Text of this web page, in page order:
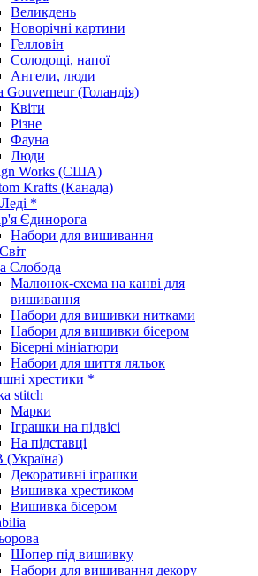
Великдень
Новорічні картини
Гелловін
Солодощі, напої
Ангели, люди
Gouverneur (Голандія)
Квіти
Різне
Фауна
Люди
Works (США)
Krafts (Канада)
*
Єдинорога
Набори для вишивання
Слобода
Малюнок-схема на канві для
вишивання
Набори для вишивки нитками
Набори для вишивки бісером
Бісерні мініатюри
Набори для шиття ляльок
хрестики *
stitch
Марки
Іграшки на підвісі
На підставці
Декоративні іграшки
Вишивка хрестиком
Вишивка бісером
Шопер під вишивку
Набори для вишивання декору